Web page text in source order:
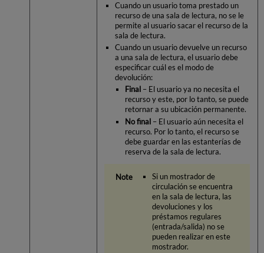
Cuando un usuario toma prestado un
recurso de una sala de lectura, no se le
permite al usuario sacar el recurso de la
sala de lectura.
Cuando un usuario devuelve un recurso
a una sala de lectura, el usuario debe
especificar cuál es el modo de
devolución:
Final – El usuario ya no necesita el
recurso y este, por lo tanto, se puede
retornar a su ubicación permanente.
No final – El usuario aún necesita el
recurso. Por lo tanto, el recurso se
debe guardar en las estanterías de
reserva de la sala de lectura.
Si un mostrador de
circulación se encuentra
en la sala de lectura, las
devoluciones y los
préstamos regulares
(entrada/salida) no se
pueden realizar en este
mostrador.